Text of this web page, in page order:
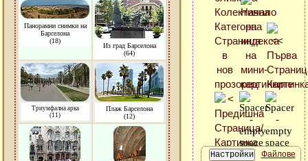
Панорамни снимки на
Барселона
(18)
Из град Барселона
(64)
Триумфална арка
(11)
Плаж Барселона
(12)
Файлове